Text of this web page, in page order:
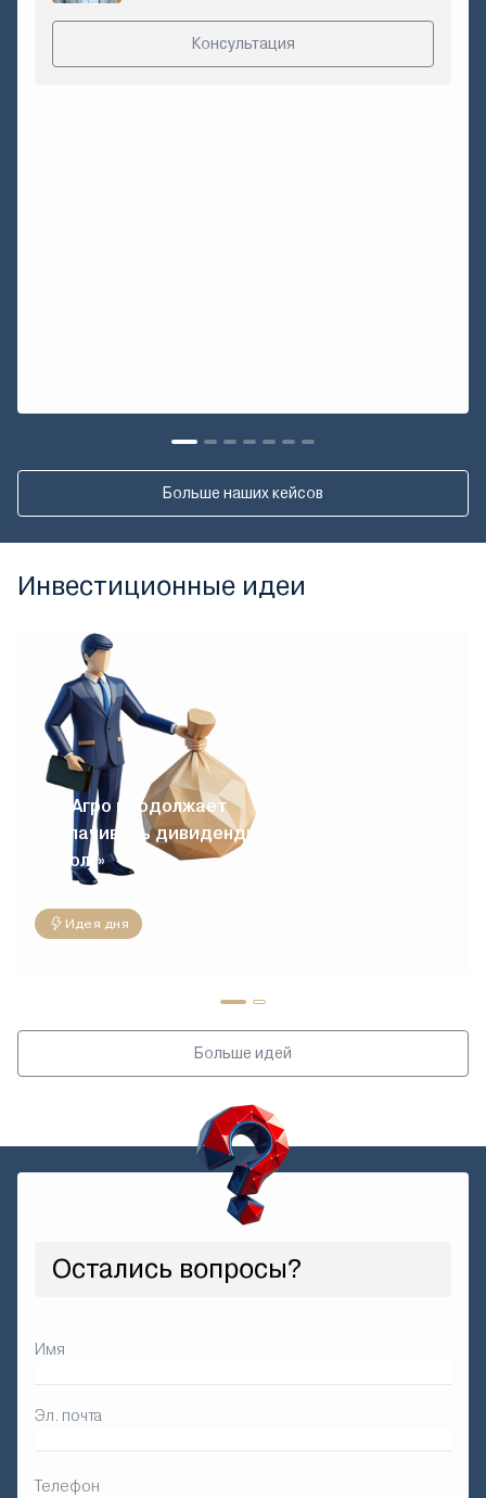
Консультация
Больше наших кейсов
Инвестиционные идеи
ФосАгро продолжает
выплачивать дивиденды
«в долг»
Идея дня
Больше идей
Остались вопросы?
Имя
Эл. почта
Телефон